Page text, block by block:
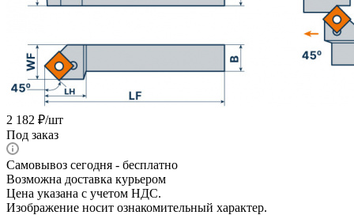
2 182 ₽/шт
Под заказ
Самовывоз сегодня - бесплатно
Возможна доставка курьером
Цена указана с учетом НДС.
Изображение носит ознакомительный характер.